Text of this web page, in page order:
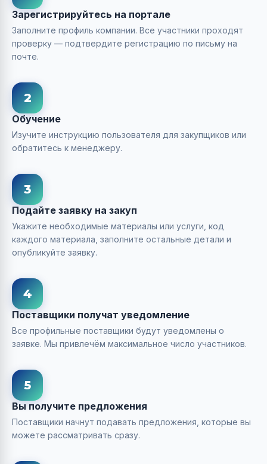
Зарегистрируйтесь на портале
Заполните профиль компании. Все участники проходят
проверку — подтвердите регистрацию по письму на
почте.
2
Обучение
Изучите инструкцию пользователя для закупщиков или
обратитесь к менеджеру.
3
Подайте заявку на закуп
Укажите необходимые материалы или услуги, код
каждого материала, заполните остальные детали и
опубликуйте заявку.
4
Поставщики получат уведомление
Все профильные поставщики будут уведомлены о
заявке. Мы привлечём максимальное число участников.
5
Вы получите предложения
Поставщики начнут подавать предложения, которые вы
можете рассматривать сразу.